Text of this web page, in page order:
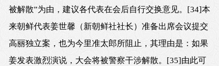
被解散”为由，建议各代表在会后自行交换意见。
[34]本
来朝鲜代表姜世馨（新朝鲜社社长）准备出席会议提交
高丽独立案，也为今里准太郎所阻止，其理由是：如果
姜发表激烈演说，大会将被警察干涉解散。
[35] 由此可